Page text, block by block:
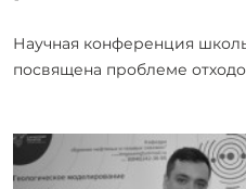
Научная конференция
посвящена проблеме